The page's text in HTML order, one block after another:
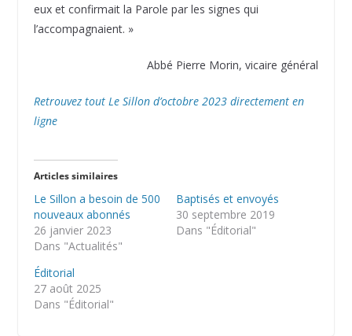
eux et confirmait la Parole par les signes qui
l’accompagnaient. »
Abbé Pierre Morin, vicaire général
Retrouvez tout Le Sillon d’octobre 2023 directement en
ligne
Articles similaires
Le Sillon a besoin de 500
nouveaux abonnés
26 janvier 2023
Dans "Actualités"
Baptisés et envoyés
30 septembre 2019
Dans "Éditorial"
Éditorial
27 août 2025
Dans "Éditorial"